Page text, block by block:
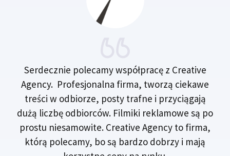
Serdecznie polecamy współpracę z Creative
Agency. Profesjonalna firma, tworzą ciekawe
treści w odbiorze, posty trafne i przyciągają
dużą liczbę odbiorców. Filmiki reklamowe są po
prostu niesamowite. Creative Agency to firma,
którą polecamy, bo są bardzo dobrzy i mają